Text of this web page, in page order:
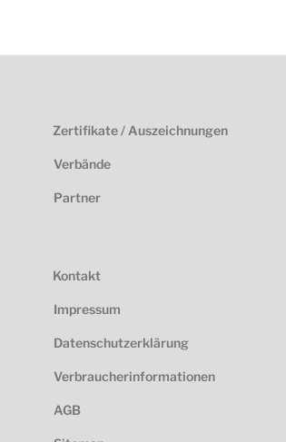
Zertifikate / Auszeichnungen
Verbände
Partner
Kontakt
Impressum
Datenschutzerklärung
Verbraucherinformationen
AGB